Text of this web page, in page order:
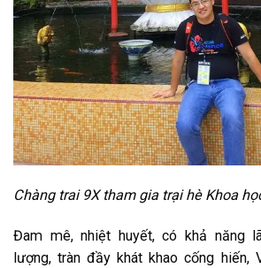
Chàng trai 9X tham gia trại hè Khoa
Đam mê, nhiệt huyết, có khả năng
lượng, tràn đầy khát khao cống